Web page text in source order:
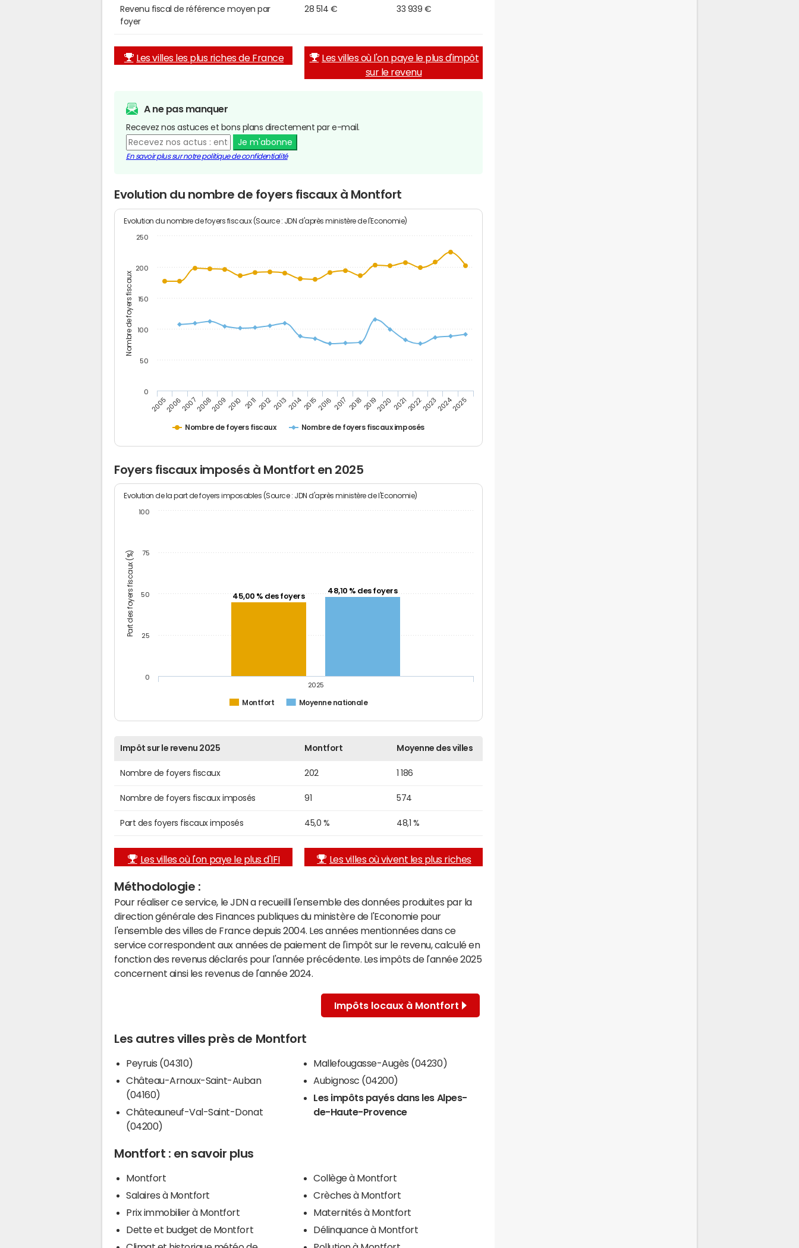
Revenu fiscal de référence moyen par
foyer
28 514 € 33 939 €
Les villes les plus riches de France
Les villes où l'on paye le plus d'impôt
sur le revenu
A ne pas manquer
Recevez nos astuces et bons plans directement par e-mail.
Je m'abonne
En savoir plus sur notre politique de confidentialité
Evolution du nombre de foyers fiscaux à Montfort
Nombre de foyers fiscaux
Evolution du nombre de foyers fiscaux (Source : JDN d'après ministère de l'Economie)
Nombre de foyers fiscaux Nombre de foyers fiscaux imposés
200520062007200820092010 201120122013201420152016 2017 20182019202020212022202320242025
0
50
100
150
200
250
Foyers fiscaux imposés à Montfort en 2025
Part des foyers fiscaux (%)
Evolution de la part de foyers imposables (Source : JDN d'après ministère de l'Economie)
45,00 % des foyers
48,10 % des foyers
Montfort Moyenne nationale
2025
0
25
50
75
100
Impôt sur le revenu 2025 Montfort Moyenne des villes
Nombre de foyers fiscaux 202 1 186
Nombre de foyers fiscaux imposés 91 574
Part des foyers fiscaux imposés 45,0 % 48,1 %
Les villes où l'on paye le plus d'IFI Les villes où vivent les plus riches
Méthodologie :
Pour réaliser ce service, le JDN a recueilli l'ensemble des données produites par la
direction générale des Finances publiques du ministère de l'Economie pour
l'ensemble des villes de France depuis 2004. Les années mentionnées dans ce
service correspondent aux années de paiement de l'impôt sur le revenu, calculé en
fonction des revenus déclarés pour l'année précédente. Les impôts de l'année 2025
concernent ainsi les revenus de l'année 2024.
Impôts locaux à Montfort
Les autres villes près de Montfort
Peyruis (04310)
Château-Arnoux-Saint-Auban
(04160)
Châteauneuf-Val-Saint-Donat
(04200)
Mallefougasse-Augès (04230)
Aubignosc (04200)
Les impôts payés dans les Alpes-
de-Haute-Provence
Montfort : en savoir plus
Montfort
Salaires à Montfort
Prix immobilier à Montfort
Dette et budget de Montfort
Collège à Montfort
Crèches à Montfort
Maternités à Montfort
Délinquance à Montfort